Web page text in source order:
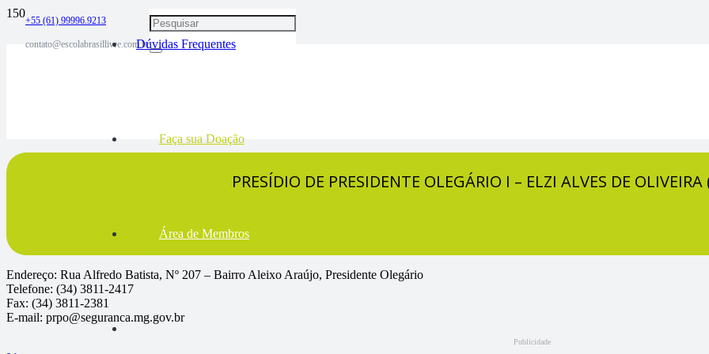
+55 (61) 99996.9213
contato@escolabrasillivre.com.brDúvidas Frequentes
Faça sua Doação
Área de Membros
PRESÍDIO DE PRESIDENTE OLEGÁRIO I – ELZI ALVES DE
Endereço: Rua Alfredo Batista, Nº 207 – Bairro Aleixo Araújo, Presidente Olegário
Telefone: (34) 3811-2417
Fax: (34) 3811-2381
E-mail: prpo@seguranca.mg.gov.br
Publicidade